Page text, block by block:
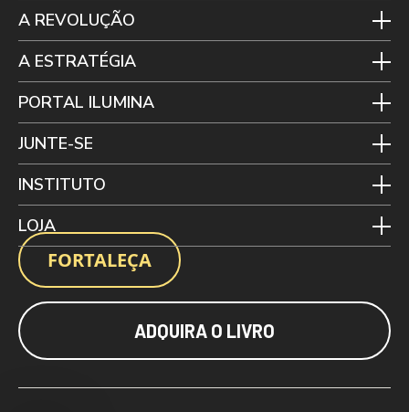
A REVOLUÇÃO
A ESTRATÉGIA
PORTAL ILUMINA
JUNTE-SE
INSTITUTO
LOJA
FORTALEÇA
ADQUIRA O LIVRO